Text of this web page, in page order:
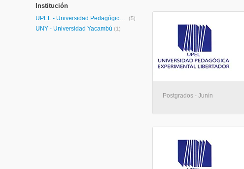
Institución
UPEL - Universidad Pedagógica Experimental Libertador (5)
UNY - Universidad Yacambú (1)
Postgrados - Junín